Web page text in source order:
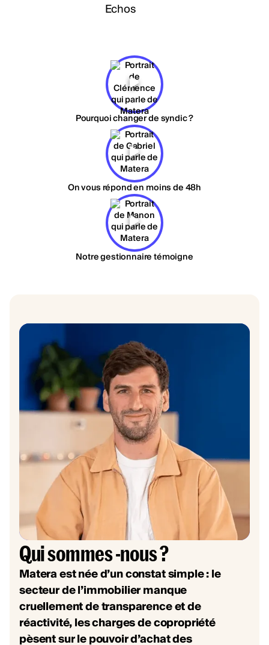
Pourquoi changer de syndic ?
On vous répond en moins de 48h
Notre gestionnaire témoigne
Qui sommes -nous ?
Matera est née d’un constat simple : le
secteur de l’immobilier manque
cruellement de transparence et de
réactivité, les charges de copropriété
pèsent sur le pouvoir d’achat des